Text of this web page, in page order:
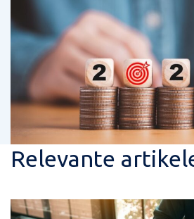
Relevante